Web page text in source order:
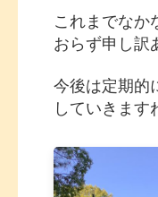
これまでなか
おらず申し訳
今後は定期的
していきます